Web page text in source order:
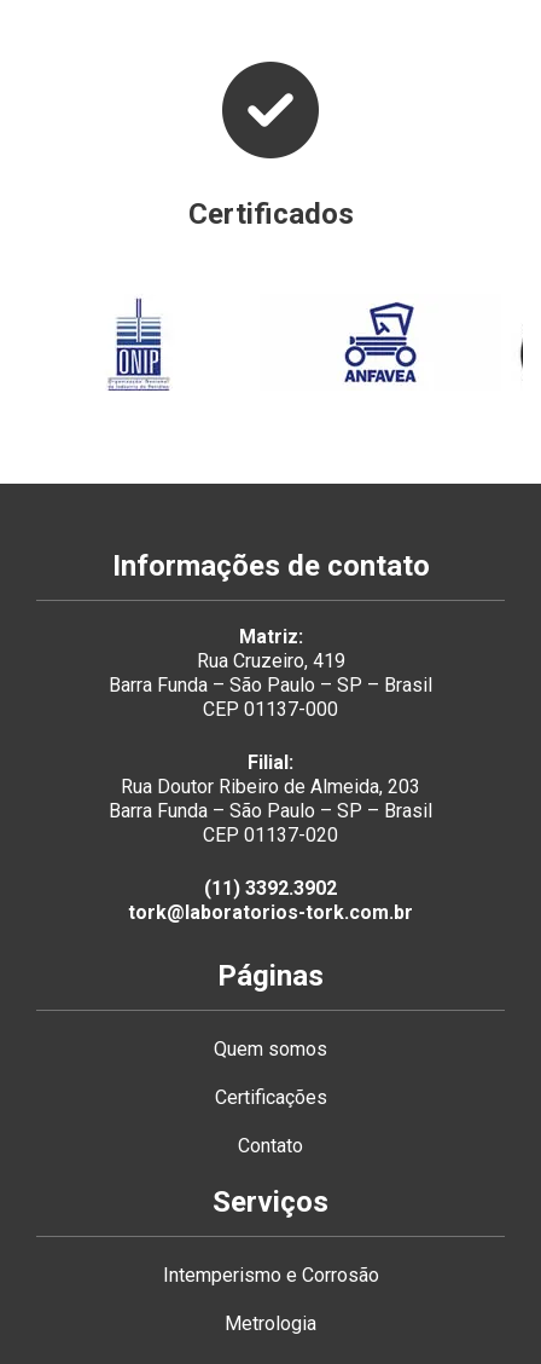
Certificados
Informações de contato
Matriz:
Rua Cruzeiro, 419
Barra Funda – São Paulo – SP – Brasil
CEP 01137-000
Filial:
Rua Doutor Ribeiro de Almeida, 203
Barra Funda – São Paulo – SP – Brasil
CEP 01137-020
(11) 3392.3902
tork@laboratorios-tork.com.br
Páginas
Quem somos
Certificações
Contato
Serviços
Intemperismo e Corrosão
Metrologia